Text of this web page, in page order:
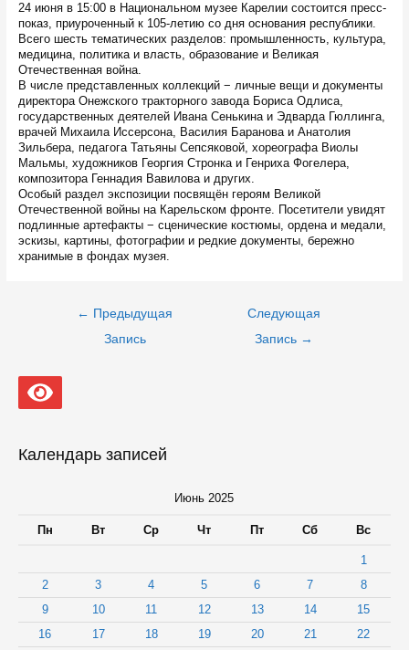
24 июня в 15:00 в Национальном музее Карелии состоится пресс-
показ, приуроченный к 105-летию со дня основания республики.
Всего шесть тематических разделов: промышленность, культура,
медицина, политика и власть, образование и Великая
Отечественная война.
В числе представленных коллекций − личные вещи и документы
директора Онежского тракторного завода Бориса Одлиса,
государственных деятелей Ивана Сенькина и Эдварда Гюллинга,
врачей Михаила Иссерсона, Василия Баранова и Анатолия
Зильбера, педагога Татьяны Сепсяковой, хореографа Виолы
Мальмы, художников Георгия Стронка и Генриха Фогелера,
композитора Геннадия Вавилова и других.
Особый раздел экспозиции посвящён героям Великой
Отечественной войны на Карельском фронте. Посетители увидят
подлинные артефакты − сценические костюмы, ордена и медали,
эскизы, картины, фотографии и редкие документы, бережно
хранимые в фондах музея.
Навигация
← Предыдущая
Запись
Следующая
Запись →
Календарь записей
Июнь 2025
Пн Вт Ср Чт Пт Сб Вс
1
2
3 4 5 6 7
8
9
10 11 12 13 14
15
16
17 18 19 20 21
22